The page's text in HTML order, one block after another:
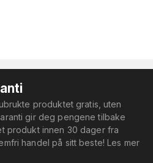
produktet gratis, uten
gir deg pengene tilbake
produkt innen 30 dager fra
handel på sitt beste! Les mer